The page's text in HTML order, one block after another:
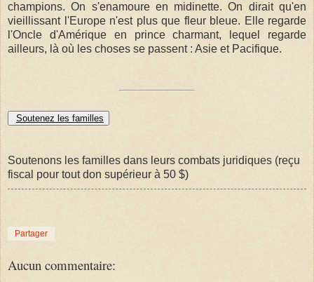
champions. On s'enamoure en midinette. On dirait qu'en
vieillissant l'Europe n'est plus que fleur bleue. Elle regarde
l'Oncle d'Amérique en prince charmant, lequel regarde
ailleurs, là où les choses se passent : Asie et Pacifique.
Soutenez les familles
Soutenons les familles dans leurs combats juridiques (reçu
fiscal pour tout don supérieur à 50 $)
Partager
Aucun commentaire: